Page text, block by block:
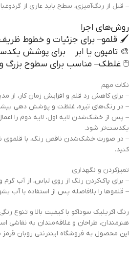
– قبل از رنگ‌آمیزی، سطح باید عاری از
روش‌های اجرا
🖌️ قلمو– برای جزئیات و خطوط
🎨 تامپون یا ابر – برای پوشش
🖱️ غلطک– مناسب برای سطوح بزرگ و
نکات مهم
– برای کاهش رد قلم و افزایش زمان کار، از
– در رنگ‌های تیره، غلظت و پوشش دهی
– پس از خشک‌شدن لایه اول، لایه دوم را
یکدست‌تر شود.
– در صورت خشک‌شدن ناقص رنگ، با قلموی
کنید.
تمیزکردن و نگهداری
– برای پاک‌کردن رنگ از روی لباس، از آب گرم
– قلموها را بلافاصله پس از استفاده با آب
رنگ اکریلیک سوداکو با کیفیت بالا و تنوع
هنرمندان، طراحان و علاقه‌مندان به نقاشی
این محصول به فروشگاه اینترنتی روبان قرمز